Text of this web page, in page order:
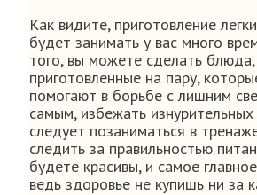
Как видите, приготовление
будет занимать у вас много
того, вы можете сделать блюда,
приготовленные на пару,
помогают в борьбе с лишним
самым, избежать
следует позаниматься в
следить за правильностью
будете красивы, и самое
ведь здоровье не купишь ни за